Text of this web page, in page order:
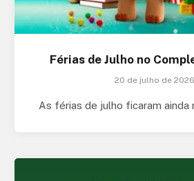
Férias de Julho no
20 de julho de 2026
As férias de julho ficaram ainda